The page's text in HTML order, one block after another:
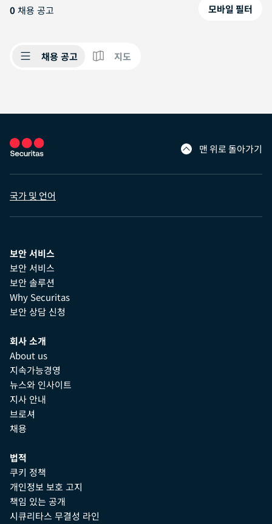
0채용 공고 모바일 필터
채용 공고 지도
맨 위로 돌아가기
국가 및 언어
보안 서비스
보안 서비스
보안 솔루션
Why Securitas
보안 상담 신청
회사 소개
About us
지속가능경영
뉴스와 인사이트
지사 안내
브로셔
채용
법적
쿠키 정책
개인정보 보호 고지
책임 있는 공개
시큐리타스 무결성 라인